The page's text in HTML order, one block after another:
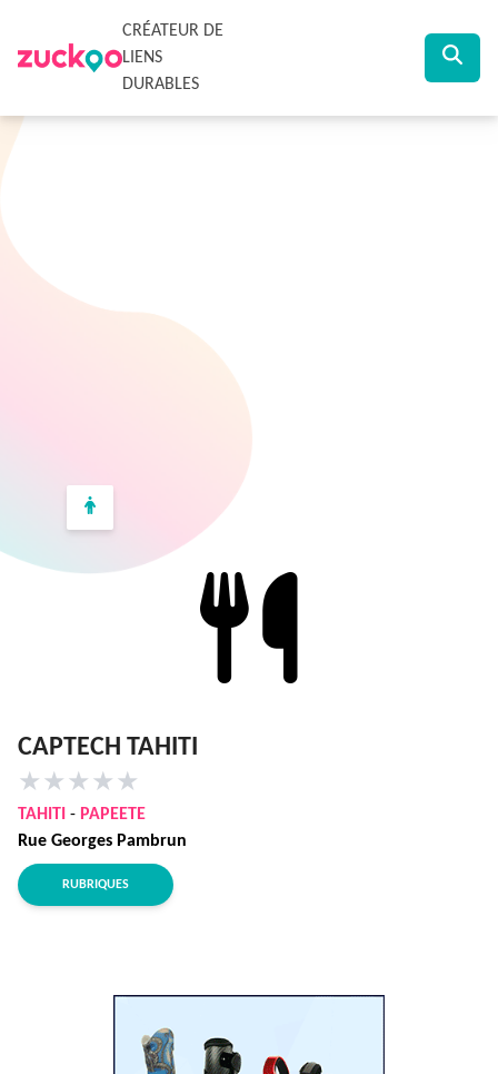
CRÉATEUR DE
LIENS
DURABLES
CAPTECH TAHITI
★ ★ ★ ★ ★
TAHITI - PAPEETE
Rue Georges Pambrun
RUBRIQUES